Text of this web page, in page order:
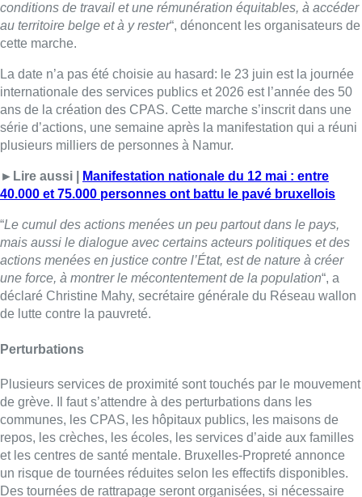
conditions de travail et une rémunération équitables, à accéder
au territoire belge et à y rester“, dénoncent les organisateurs de
cette marche.
La date n’a pas été choisie au hasard: le 23 juin est la journée
internationale des services publics et 2026 est l’année des 50
ans de la création des CPAS. Cette marche s’inscrit dans une
série d’actions, une semaine après la manifestation qui a réuni
plusieurs milliers de personnes à Namur.
►Lire aussi |
Manifestation nationale du 12 mai : entre
40.000 et 75.000 personnes ont battu le pavé bruxellois
“Le cumul des actions menées un peu partout dans le pays,
mais aussi le dialogue avec certains acteurs politiques et des
actions menées en justice contre l’État, est de nature à créer
une force, à montrer le mécontentement de la population“, a
déclaré Christine Mahy, secrétaire générale du Réseau wallon
de lutte contre la pauvreté.
Perturbations
Plusieurs services de proximité sont touchés par le mouvement
de grève. Il faut s’attendre à des perturbations dans les
communes, les CPAS, les hôpitaux publics, les maisons de
repos, les crèches, les écoles, les services d’aide aux familles
et les centres de santé mentale. Bruxelles-Propreté annonce
un risque de tournées réduites selon les effectifs disponibles.
Des tournées de rattrapage seront organisées, si nécessaire